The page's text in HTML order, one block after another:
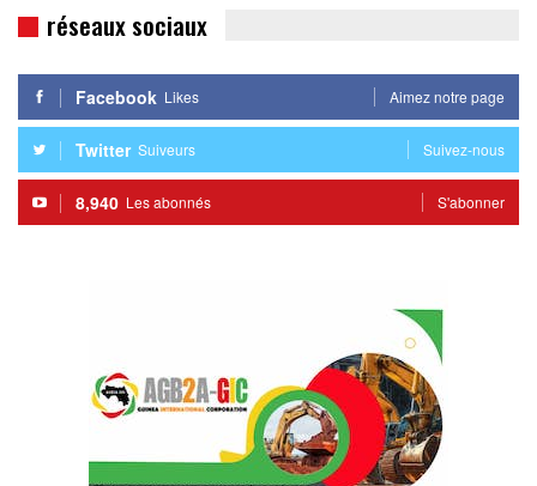
réseaux sociaux
Facebook Likes Aimez notre page
Twitter Suiveurs Suivez-nous
8,940 Les abonnés S'abonner